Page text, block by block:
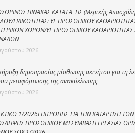
Κέντρο Ημερήσιας
Φροντίδας
Ηλικιωμένων
(Κ.Η.Φ.Η.) Πρέβεζας
ΠΙΝΑΚΑΣ ΚΑΤΑΤΑΞΗΣ (Μερικής
ΕΙΔΙΚΟΤΗΤΑΣ: ΥΕ ΠΡΟΣΩΠΙΚΟΥ
ΧΩΡΩΝ/ΥΕ ΠΡΟΣΩΠΙΚΟΥ ΚΑΘΑΡΙΟΤΗΤΑΣ
2026
δημοπρασίας μίσθωσης ακινήτου για τη
μεταφόρτωσης της ανακύκλωσης
2026
1/2026ΕΠΙΤΡΟΠΗΣ ΓΙΑ ΤΗΝ ΚΑΤΑΡΤΙΣΗ
ΠΡΟΣΩΠΙΚΟΥ ΜΕΣΥΜΒΑΣΗ ΕΡΓΑΣΙΑΣ